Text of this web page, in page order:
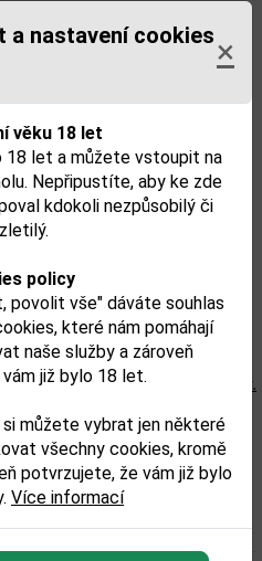
a nastavení cookies×
věku 18 let
18 let a můžete vstoupit na
Nepřipustíte, aby ke zde
kdokoli nezpůsobilý či
policy
povolit vše" dáváte souhlas
které nám pomáhají
naše služby a zároveň
již bylo 18 let.
můžete vybrat jen některé
všechny cookies, kromě
potvrzujete, že vám již bylo
Více informací
cuvée, šampaňské
vychutnávají na ledu kdykoliv
při příležitosti otevření
nenucený a elegantní art
panoramatické střeše
s přáteli nebo v rytmu
na úpatí sjezdovek, tam všude
která jsou prodchnuta radostí,
/ 30 %
může obsahovat alergeny.
k dispozici na obalu
před konzumací.
12